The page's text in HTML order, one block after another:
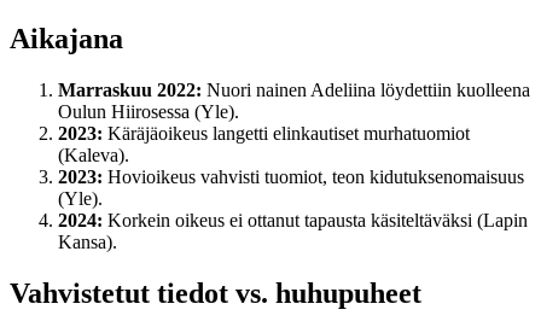
Aikajana
Marraskuu 2022: Nuori nainen Adeliina löydettiin kuolleena
Oulun Hiirosessa (Yle).
2023: Käräjäoikeus langetti elinkautiset murhatuomiot
(Kaleva).
2023: Hovioikeus vahvisti tuomiot, teon kidutuksenomaisuus
(Yle).
2024: Korkein oikeus ei ottanut tapausta käsiteltäväksi (Lapin
Kansa).
Vahvistetut tiedot vs. huhupuheet